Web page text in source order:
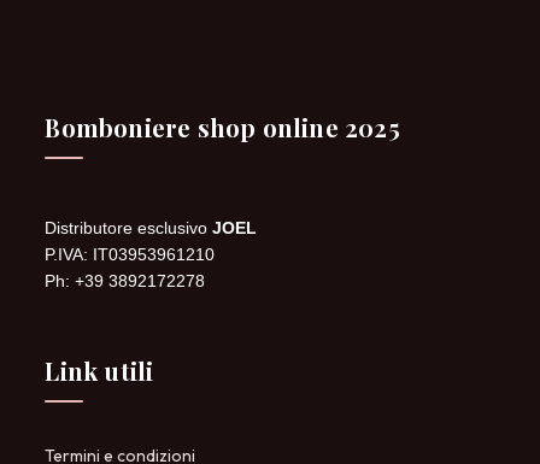
Bomboniere shop online 2025
Distributore esclusivoJOEL
P.IVA: IT03953961210
Ph: +39 3892172278
Link utili
Termini e condizioni